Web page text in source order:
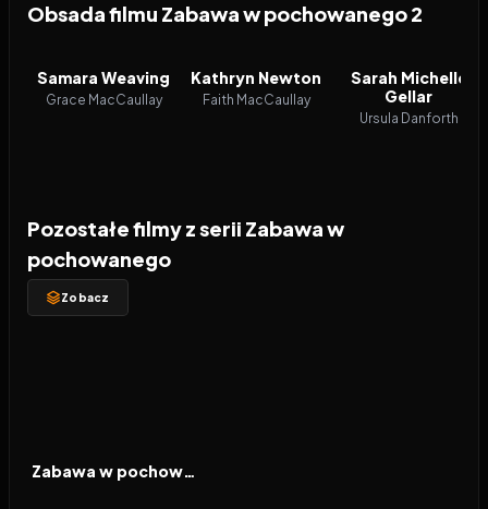
Obsada filmu Zabawa w pochowanego 2
Samara Weaving
Grace MacCaullay
Kathryn Newton
Faith MacCaullay
Sarah Michelle
Gellar
Ursula Danforth
Pozostałe filmy z serii Zabawa w
pochowanego
Zobacz
FILM Zabawa w pochowanego